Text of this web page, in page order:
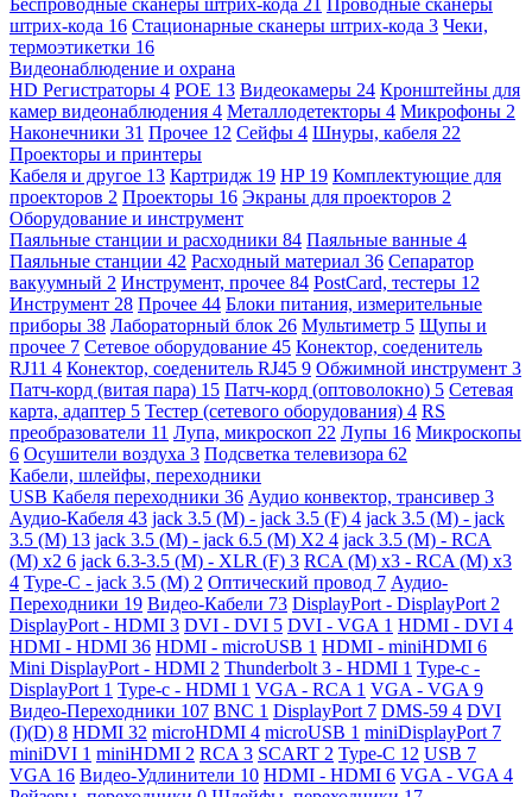
штрих-кода 16 Стационарные сканеры штрих-кода 3 Чеки,
термоэтикетки 16
Видеонаблюдение и охрана
HD Регистраторы 4 POE 13 Видеокамеры 24 Кронштейны для
камер видеонаблюдения 4 Металлодетекторы 4 Микрофоны 2
Наконечники 31 Прочее 12 Сейфы 4 Шнуры, кабеля 22
Проекторы и принтеры
Кабеля и другое 13 Картридж 19 HP 19 Комплектующие для
проекторов 2 Проекторы 16 Экраны для проекторов 2
Оборудование и инструмент
Паяльные станции и расходники 84 Паяльные ванные 4
Паяльные станции 42 Расходный материал 36 Сепаратор
вакуумный 2 Инструмент, прочее 84 PostCard, тестеры 12
Инструмент 28 Прочее 44 Блоки питания, измерительные
приборы 38 Лабораторный блок 26 Мультиметр 5 Щупы и
прочее 7 Сетевое оборудование 45 Конектор, соеденитель
RJ11 4 Конектор, соеденитель RJ45 9 Обжимной инструмент 3
Патч-корд (витая пара) 15 Патч-корд (оптоволокно) 5 Сетевая
карта, адаптер 5 Тестер (сетевого оборудования) 4 RS
преобразователи 11 Лупа, микроскоп 22 Лупы 16 Микроскопы
6 Осушители воздуха 3 Подсветка телевизора 62
Кабели, шлейфы, переходники
USB Кабеля переходники 36 Аудио конвектор, трансивер 3
Аудио-Кабеля 43 jack 3.5 (M) - jack 3.5 (F) 4 jack 3.5 (M) - jack
3.5 (M) 13 jack 3.5 (M) - jack 6.5 (M) X2 4 jack 3.5 (M) - RCA
(M) x2 6 jack 6.3-3.5 (M) - XLR (F) 3 RCA (M) x3 - RCA (M) x3
4 Type-C - jack 3.5 (M) 2 Оптический провод 7 Аудио-
Переходники 19 Видео-Кабели 73 DisplayPort - DisplayPort 2
DisplayPort - HDMI 3 DVI - DVI 5 DVI - VGA 1 HDMI - DVI 4
HDMI - HDMI 36 HDMI - microUSB 1 HDMI - miniHDMI 6
Mini DisplayPort - HDMI 2 Thunderbolt 3 - HDMI 1 Type-c -
DisplayPort 1 Type-c - HDMI 1 VGA - RCA 1 VGA - VGA 9
Видео-Переходники 107 BNC 1 DisplayPort 7 DMS-59 4 DVI
(I)(D) 8 HDMI 32 microHDMI 4 microUSB 1 miniDisplayPort 7
miniDVI 1 miniHDMI 2 RCA 3 SCART 2 Type-C 12 USB 7
VGA 16 Видео-Удлинители 10 HDMI - HDMI 6 VGA - VGA 4